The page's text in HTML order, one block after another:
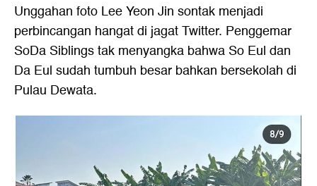
Unggahan foto Lee Yeon Jin sontak menjadi
perbincangan hangat di jagat Twitter. Penggemar
SoDa Siblings tak menyangka bahwa So Eul dan
Da Eul sudah tumbuh besar bahkan bersekolah di
Pulau Dewata.